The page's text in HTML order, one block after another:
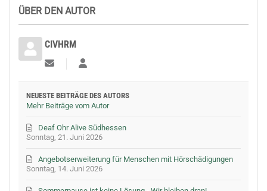
ÜBER DEN AUTOR
CIVHRM
Updates abonnieren
NEUESTE BEITRÄGE DES AUTORS
Mehr Beiträge vom Autor
Sonntag, 21. Juni 2026
Deaf Ohr Alive Südhessen
Sonntag, 14. Juni 2026
Angebotserweiterung für Menschen mit Hörschädigungen